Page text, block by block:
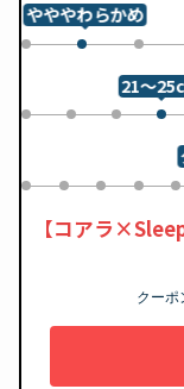
0 1
やややわらかめ
2
0 1 2 3
21～
0 1 2 3 4
【コアラ
クーポ